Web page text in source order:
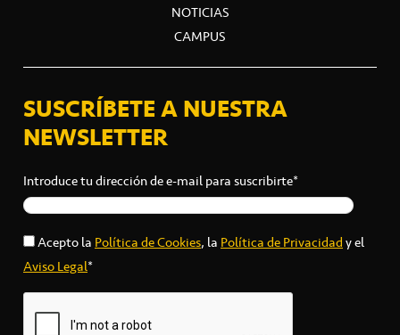
NOTICIAS
CAMPUS
SUSCRÍBETE A NUESTRA
NEWSLETTER
Introduce tu dirección de e-mail para suscribirte*
Acepto laPolítica de Cookies, laPolítica de Privacidady el
Aviso Legal*